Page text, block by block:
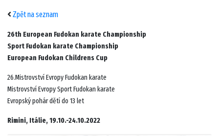
Zpět na seznam
26th European Fudokan karate Championship
Sport Fudokan karate Championship
European Fudokan Childrens Cup
26.Mistrovství Evropy Fudokan karate
Mistrovství Evropy Sport Fudokan karate
Evropský pohár dětí do 13 let
Rimini, Itálie, 19.10.-24.10.2022